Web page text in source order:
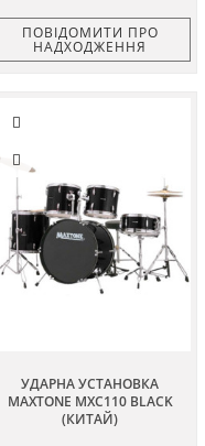
ПОВІДОМИТИ ПРО
НАДХОДЖЕННЯ
УДАРНА УСТАНОВКА
MAXTONE MXC110 BLACK
(КИТАЙ)